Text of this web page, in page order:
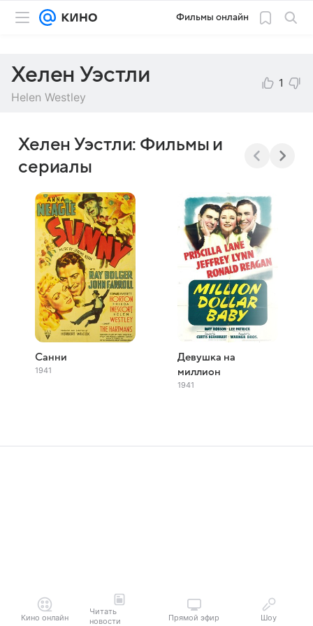
Фильмы онлайн
Хелен Уэстли
Helen Westley
1
Хелен Уэстли: Фильмы и
сериалы
Санни
1941
Девушка на
миллион
1941
Кино онлайн
Читать
новости
Прямой эфир Шоу